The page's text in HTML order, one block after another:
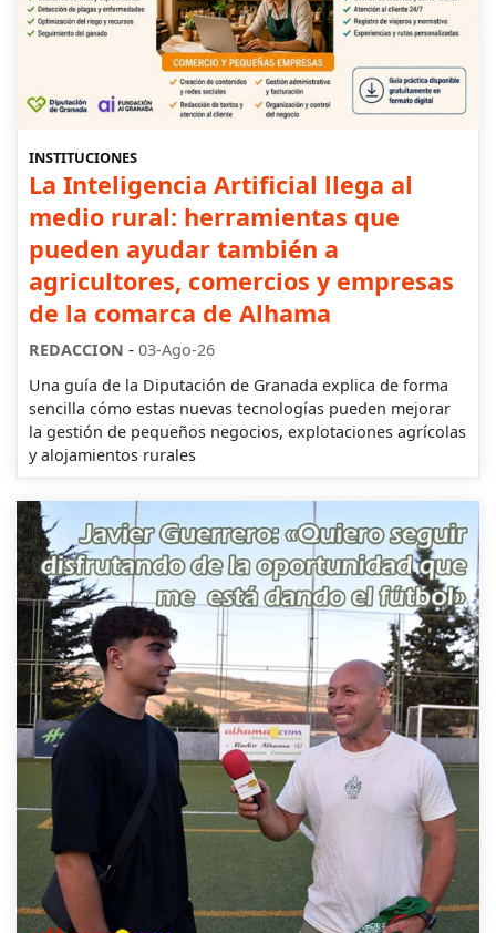
INSTITUCIONES
La Inteligencia Artificial llega al
medio rural: herramientas que
pueden ayudar también a
agricultores, comercios y empresas
de la comarca de Alhama
REDACCION - 03-Ago-26
Una guía de la Diputación de Granada explica de forma
sencilla cómo estas nuevas tecnologías pueden mejorar
la gestión de pequeños negocios, explotaciones agrícolas
y alojamientos rurales